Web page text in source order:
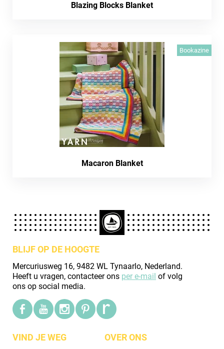
Blazing Blocks Blanket
Bookazine
Macaron Blanket
BLIJF OP DE HOOGTE
Mercuriusweg 16, 9482 WL Tynaarlo, Nederland.
Heeft u vragen, contacteer ons per e-mail of volg
ons op social media.
VIND JE WEG OVER ONS